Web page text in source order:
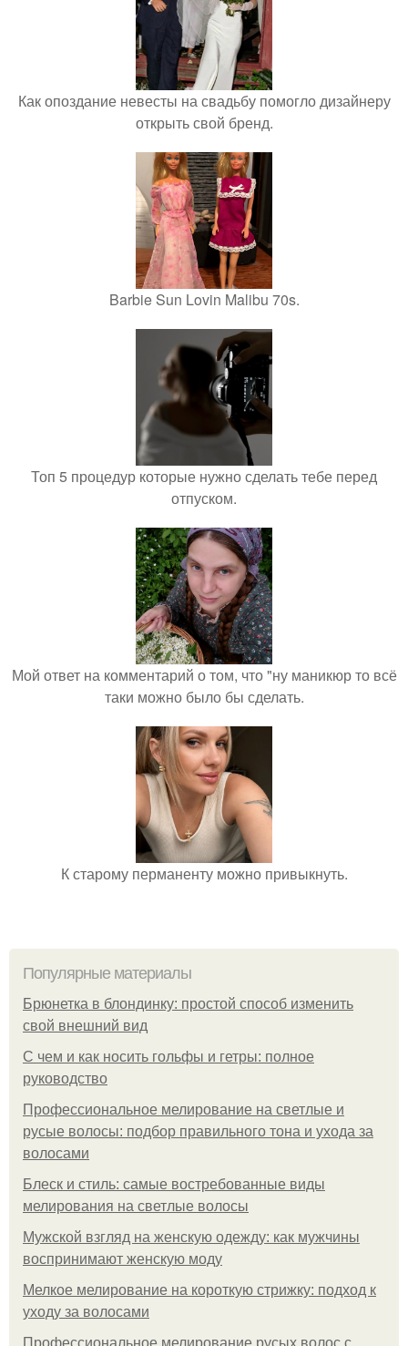
Как опоздание невесты на свадьбу помогло дизайнеру
открыть свой бренд.
Barbie Sun Lovin Malibu 70s.
Топ 5 процедур которые нужно сделать тебе перед
отпуском.
Мой ответ на комментарий о том, что "ну маникюр то всё
таки можно было бы сделать.
К старому перманенту можно привыкнуть.
Популярные материалы
Брюнетка в блондинку: простой способ изменить
свой внешний вид
С чем и как носить гольфы и гетры: полное
руководство
Профессиональное мелирование на светлые и
русые волосы: подбор правильного тона и ухода за
волосами
Блеск и стиль: самые востребованные виды
мелирования на светлые волосы
Мужской взгляд на женскую одежду: как мужчины
воспринимают женскую моду
Мелкое мелирование на короткую стрижку: подход к
уходу за волосами